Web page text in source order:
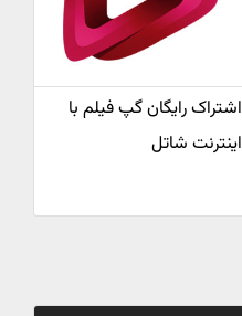
اشتراک رایگان گپ فیلم با
اینترنت شاتل